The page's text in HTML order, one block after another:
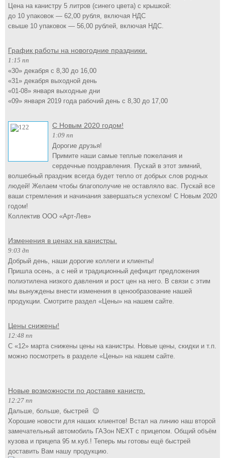
Цена на канистру 5 литров (синего цвета) с крышкой:
до 10 упаковок — 62,00 рубля, включая НДС
свыше 10 упаковок — 56,00 рублей, включая НДС.
График работы на новогодние праздники.
1:15 пп
«30» декабря с 8,30 до 16,00
«31» декабря выходной день
«01-08» января выходные дни
«09» января 2019 года рабочий день с 8,30 до 17,00
С Новым 2020 годом!
1:09 пп
Дорогие друзья!
Примите наши самые теплые пожелания и
сердечные поздравления. Пускай в этот зимний,
волшебный праздник всегда будет тепло от добрых слов родных
людей! Желаем чтобы благополучие не оставляло вас. Пускай все
ваши стремления и начинания завершаться успехом! С Новым 2020
годом!
Коллектив ООО «Арт-Лев»
Изменения в ценах на канистры.
9:03 дп
Добрый день, наши дорогие коллеги и клиенты!
Пришла осень, а с ней и традиционный дефицит предложения
полиэтилена низкого давления и рост цен на него. В связи с этим
мы вынуждены внести изменения в ценообразование нашей
продукции. Смотрите раздел «Цены» на нашем сайте.
Цены снижены!
12:48 пп
С «12» марта снижены цены на канистры. Новые цены, скидки и т.п.
можно посмотреть в разделе «Цены» на нашем сайте.
Новые возможности по доставке канистр.
12:27 пп
Дальше, больше, быстрей 😉
Хорошие новости для наших клиентов! Встал на линию наш второй
замечательный автомобиль ГАЗон NEXT с прицепом. Общий объём
кузова и прицепа 95 м.куб.! Теперь мы готовы ещё быстрей
доставить Вам нашу продукцию.